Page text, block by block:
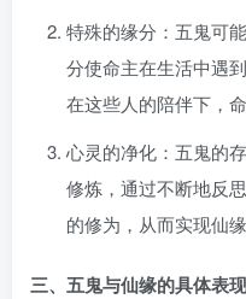
特殊的缘分：五鬼可
分使命主在生活中遇
在这些人的陪伴下，
心灵的净化：五鬼的
修炼，通过不断地反
的修为，从而实现仙缘
三、五鬼与仙缘的具体表现